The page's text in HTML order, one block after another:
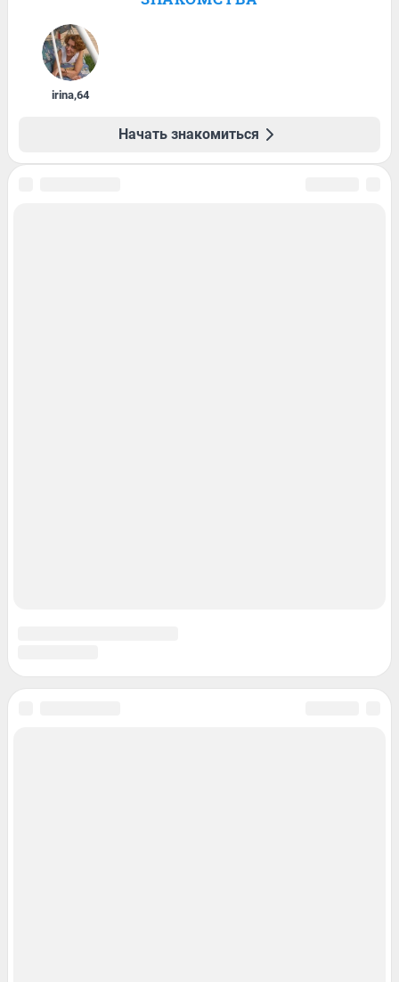
irina,64
Начать знакомиться